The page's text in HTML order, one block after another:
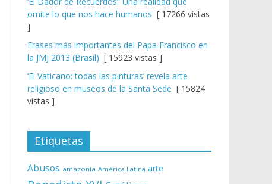
omite lo que nos hace humanos [ 17266 vistas
]
Frases más importantes del Papa Francisco en
la JMJ 2013 (Brasil) [ 15923 vistas ]
‘El Vaticano: todas las pinturas’ revela arte
religioso en museos de la Santa Sede [ 15824
vistas ]
Etiquetas
Abusos amazonía América Latina arte